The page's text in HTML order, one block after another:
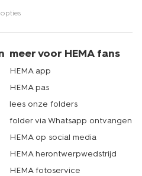
meer voor HEMA fans
HEMA app
HEMA pas
lees onze folders
folder via Whatsapp ontvangen
HEMA op social media
HEMA herontwerpwedstrijd
HEMA fotoservice